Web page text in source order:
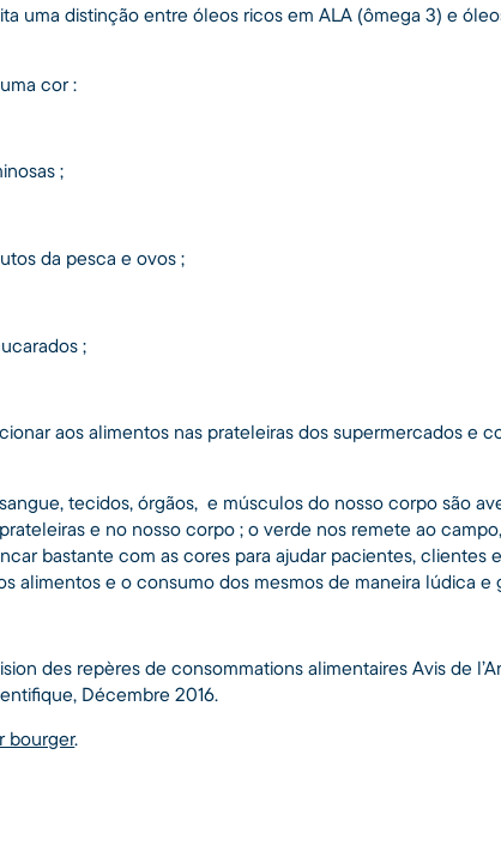
uma distinção entre óleos ricos em ALA (ômega 3) e
cor :
;
da pesca e ovos ;
;
aos alimentos nas prateleiras dos supermercados e
tecidos, órgãos, e músculos do nosso corpo são
e no nosso corpo ; o verde nos remete ao
bastante com as cores para ajudar pacientes, clientes e
alimentos e o consumo dos mesmos de maneira lúdica e
des repères de consommations alimentaires Avis de
Décembre 2016.
bourger.